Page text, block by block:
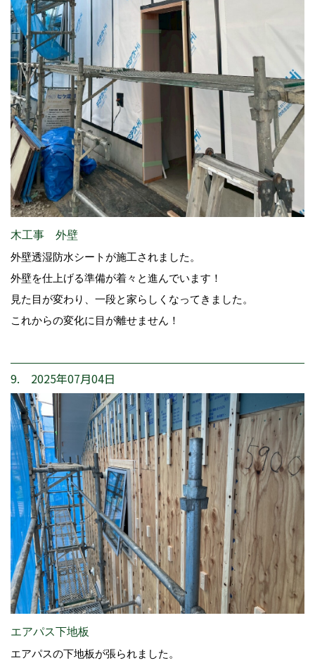
木工事 外壁
外壁透湿防水シートが施工されました。
外壁を仕上げる準備が着々と進んでいます！
見た目が変わり、一段と家らしくなってきました。
これからの変化に目が離せません！
9. 2025年07月04日
エアパス下地板
エアパスの下地板が張られました。